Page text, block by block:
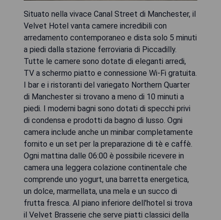
Situato nella vivace Canal Street di Manchester, il
Velvet Hotel vanta camere incredibili con
arredamento contemporaneo e dista solo 5 minuti
a piedi dalla stazione ferroviaria di Piccadilly.
Tutte le camere sono dotate di eleganti arredi,
TV a schermo piatto e connessione Wi-Fi gratuita.
I bar e i ristoranti del variegato Northern Quarter
di Manchester si trovano a meno di 10 minuti a
piedi. I moderni bagni sono dotati di specchi privi
di condensa e prodotti da bagno di lusso. Ogni
camera include anche un minibar completamente
fornito e un set per la preparazione di tè e caffè.
Ogni mattina dalle 06:00 è possibile ricevere in
camera una leggera colazione continentale che
comprende uno yogurt, una barretta energetica,
un dolce, marmellata, una mela e un succo di
frutta fresca. Al piano inferiore dell'hotel si trova
il Velvet Brasserie che serve piatti classici della